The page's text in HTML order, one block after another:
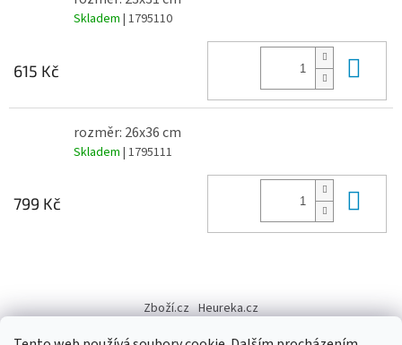
Skladem | 1795110
615 Kč
rozměr: 26x36 cm
Skladem | 1795111
799 Kč
p
Zboží.cz Heureka.cz